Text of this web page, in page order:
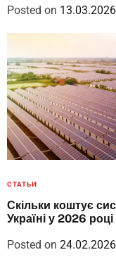
Posted on 13.03.2026
СТАТЬИ
Скільки коштує
Україні у 2026
Posted on 24.02.2026